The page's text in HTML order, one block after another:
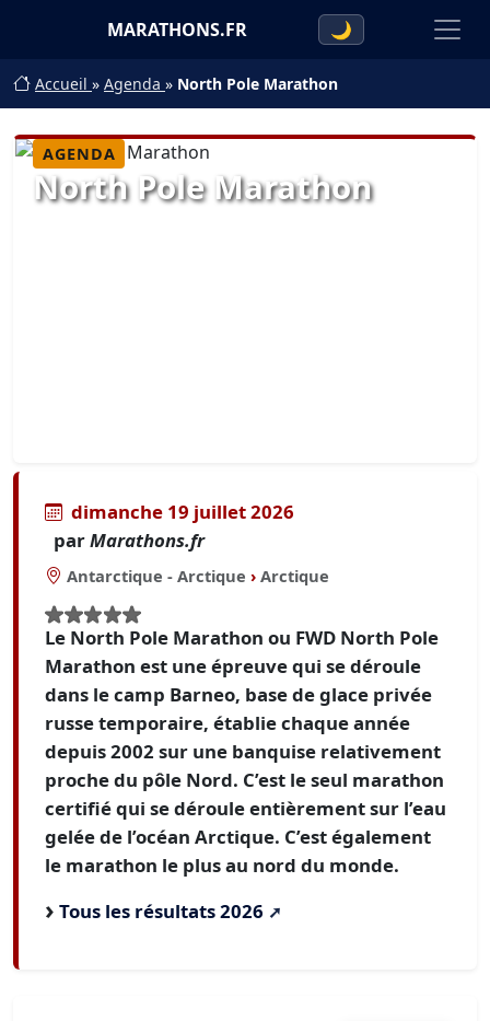
MARATHONS.FR 🌙
Accueil » Agenda » North Pole Marathon
AGENDA
North Pole Marathon
dimanche 19 juillet 2026
parMarathons.fr
Antarctique - Arctique › Arctique
Le North Pole Marathon ou FWD North Pole
Marathon est une épreuve qui se déroule
dans le camp Barneo, base de glace privée
russe temporaire, établie chaque année
depuis 2002 sur une banquise relativement
proche du pôle Nord. C’est le seul marathon
certifié qui se déroule entièrement sur l’eau
gelée de l’océan Arctique. C’est également
le marathon le plus au nord du monde.
Tous les résultats 2026